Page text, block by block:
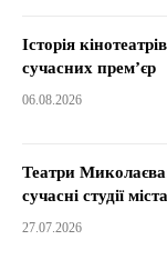
Історія
сучасних прем’єр
06.08.2026
Театри
сучасні студії міста
27.07.2026